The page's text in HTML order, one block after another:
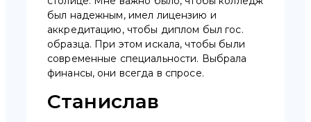
был надежным, имел лицензию и
аккредитацию, чтобы диплом был гос.
образца. При этом искала, чтобы были
современные специальности. Выбрала
финансы, они всегда в спросе.
Станислав